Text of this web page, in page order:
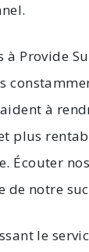
à Provide
à
plus
Écouter
de notre
le